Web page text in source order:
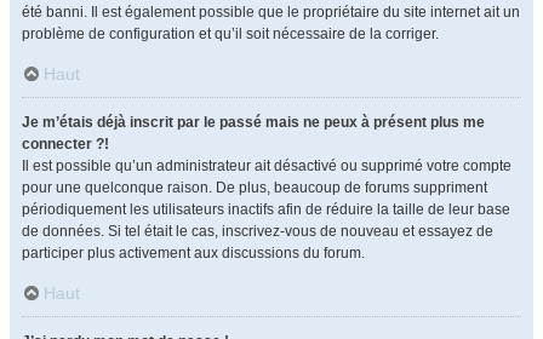
été banni. Il est également possible que le propriétaire du site internet ait un
problème de configuration et qu’il soit nécessaire de la corriger.
Haut
Je m’étais déjà inscrit par le passé mais ne peux à présent plus me
connecter ?!
Il est possible qu’un administrateur ait désactivé ou supprimé votre compte
pour une quelconque raison. De plus, beaucoup de forums suppriment
périodiquement les utilisateurs inactifs afin de réduire la taille de leur base
de données. Si tel était le cas, inscrivez-vous de nouveau et essayez de
participer plus activement aux discussions du forum.
Haut